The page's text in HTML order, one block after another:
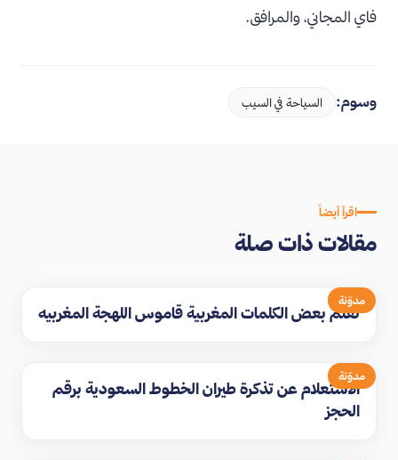
فاي المجاني، والمرافق.
وسوم: السياحة في السيب
اقرأ أيضاً
مقالات ذات صلة
مدوّنة
تعلم بعض الكلمات المغربية قاموس اللهجة المغربيه
مدوّنة
الاستعلام عن تذكرة طيران الخطوط السعودية برقم
الحجز